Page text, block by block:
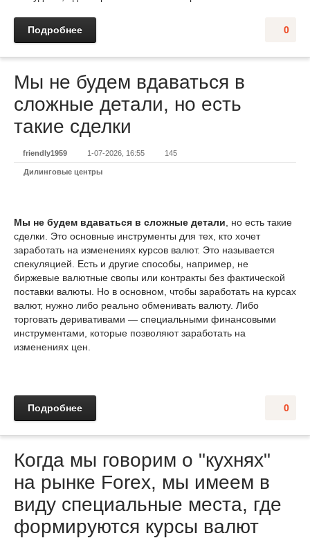
0
Подробнее
Мы не будем вдаваться в
сложные детали, но есть
такие сделки
friendly1959 1-07-2026, 16:55 145
Дилинговые центры
Мы не будем вдаваться в сложные детали , но есть такие
сделки. Это основные инструменты для тех, кто хочет
заработать на изменениях курсов валют. Это называется
спекуляцией. Есть и другие способы, например, не
биржевые валютные свопы или контракты без фактической
поставки валюты. Но в основном, чтобы заработать на курсах
валют, нужно либо реально обменивать валюту. Либо
торговать деривативами — специальными финансовыми
инструментами, которые позволяют заработать на
изменениях цен.
0
Подробнее
Когда мы говорим о "кухнях"
на рынке Forex, мы имеем в
виду специальные места, где
формируются курсы валют